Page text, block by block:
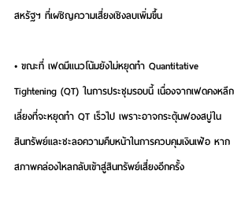
สหรัฐฯ ที่เผชิญความเสี่ยงเชิงลบเพิ่มขึ้น
• ขณะที่ เฟดมีแนวโน้มยังไม่หยุดทำ Quantitative
Tightening (QT) ในการประชุมรอบนี้ เนื่องจากเฟดคงหลีก
เลี่ยงที่จะหยุดทำ QT เร็วไป เพราะอาจกระตุ้นฟองสบู่ใน
สินทรัพย์และชะลอความคืบหน้าในการควบคุมเงินเฟ้อ หาก
สภาพคล่องไหลกลับเข้าสู่สินทรัพย์เสี่ยงอีกครั้ง